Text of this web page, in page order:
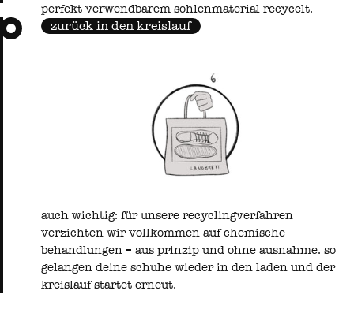
perfekt verwendbarem sohlenmaterial recycelt.
zurück in den kreislauf
auch wichtig: für unsere recyclingverfahren
verzichten wir vollkommen auf chemische
behandlungen – aus prinzip und ohne ausnahme. so
gelangen deine schuhe wieder in den laden und der
kreislauf startet erneut.